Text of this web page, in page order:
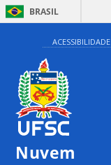
BRASIL
ACESSIBILIDADE
Nuvem